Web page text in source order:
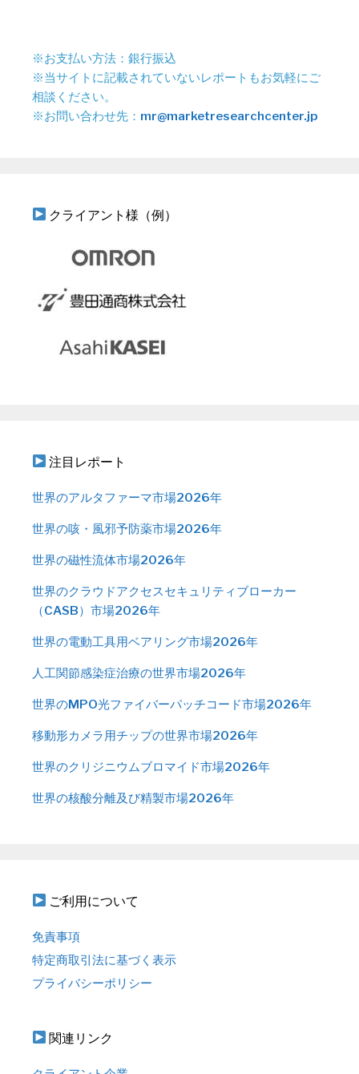
※お支払い方法：銀行振込
※当サイトに記載されていないレポートもお気軽にご
相談ください。
※お問い合わせ先： mr@marketresearchcenter.jp
クライアント様（例）
注目レポート
世界のアルタファーマ市場2026年
世界の咳・風邪予防薬市場2026年
世界の磁性流体市場2026年
世界のクラウドアクセスセキュリティブローカー
（CASB）市場2026年
世界の電動工具用ベアリング市場2026年
人工関節感染症治療の世界市場2026年
世界のMPO光ファイバーパッチコード市場2026年
移動形カメラ用チップの世界市場2026年
世界のクリジニウムブロマイド市場2026年
世界の核酸分離及び精製市場2026年
ご利用について
免責事項
特定商取引法に基づく表示
プライバシーポリシー
関連リンク